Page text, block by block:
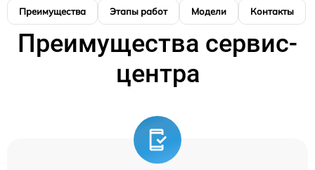
Преимущества Этапы работ Модели Контакты
Преимущества сервис-
центра